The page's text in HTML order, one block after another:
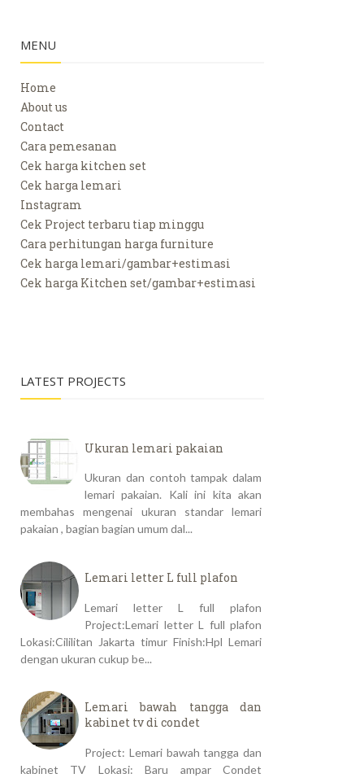
MENU
Home
About us
Contact
Cara pemesanan
Cek harga kitchen set
Cek harga lemari
Instagram
Cek Project terbaru tiap minggu
Cara perhitungan harga furniture
Cek harga lemari/gambar+estimasi
Cek harga Kitchen set/gambar+estimasi
LATEST PROJECTS
Ukuran lemari pakaian
Ukuran dan contoh tampak dalam
lemari pakaian. Kali ini kita akan
membahas mengenai ukuran standar lemari
pakaian , bagian bagian umum dal...
Lemari letter L full plafon
Lemari letter L full plafon
Project:Lemari letter L full plafon
Lokasi:Cililitan Jakarta timur Finish:Hpl Lemari
dengan ukuran cukup be...
Lemari bawah tangga dan
kabinet tv di condet
Project: Lemari bawah tangga dan
kabinet TV Lokasi: Baru ampar Condet